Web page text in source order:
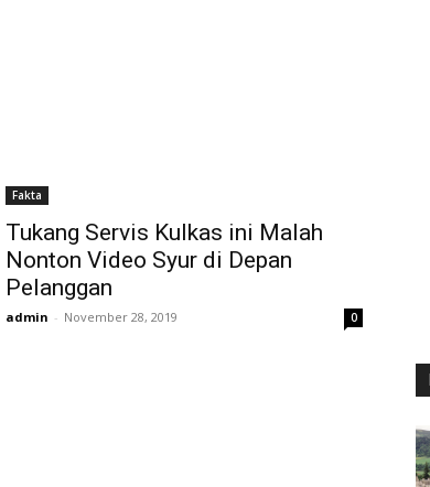
Fakta
Tukang Servis Kulkas ini Malah
Nonton Video Syur di Depan
Pelanggan
admin - November 28, 2019 0